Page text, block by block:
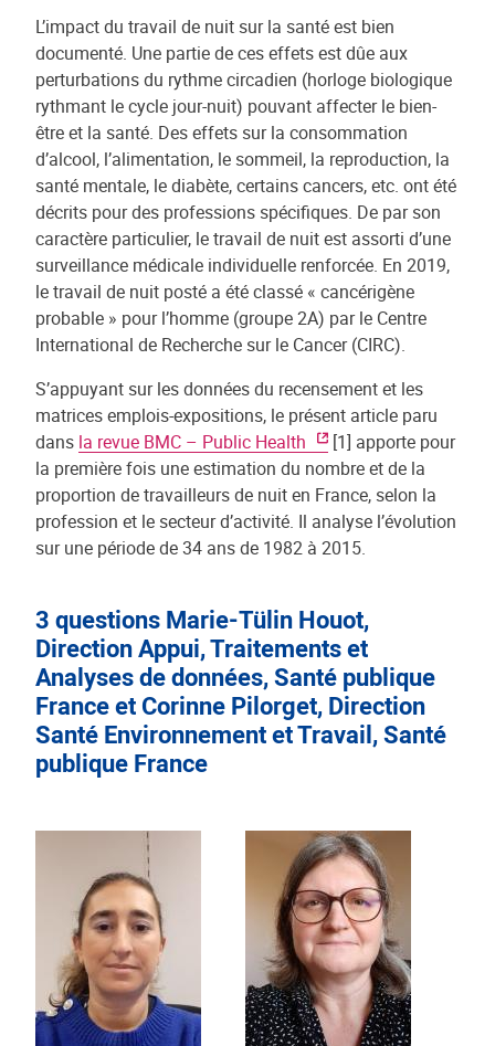
L’impact du travail de nuit sur la santé est bien
documenté. Une partie de ces effets est dûe aux
perturbations du rythme circadien (horloge biologique
rythmant le cycle jour-nuit) pouvant affecter le bien-
être et la santé. Des effets sur la consommation
d’alcool, l’alimentation, le sommeil, la reproduction, la
santé mentale, le diabète, certains cancers, etc. ont été
décrits pour des professions spécifiques. De par son
caractère particulier, le travail de nuit est assorti d’une
surveillance médicale individuelle renforcée. En 2019,
le travail de nuit posté a été classé « cancérigène
probable » pour l’homme (groupe 2A) par le Centre
International de Recherche sur le Cancer (CIRC).
S’appuyant sur les données du recensement et les
matrices emplois-expositions, le présent article paru
dans la revue BMC – Public Health
[1] apporte pour
la première fois une estimation du nombre et de la
proportion de travailleurs de nuit en France, selon la
profession et le secteur d’activité. Il analyse l’évolution
sur une période de 34 ans de 1982 à 2015.
3 questions Marie-Tülin Houot,
Direction Appui, Traitements et
Analyses de données, Santé publique
France et Corinne Pilorget, Direction
Santé Environnement et Travail, Santé
publique France